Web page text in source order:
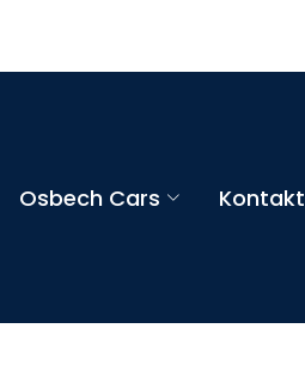
Osbech Cars Kontakt